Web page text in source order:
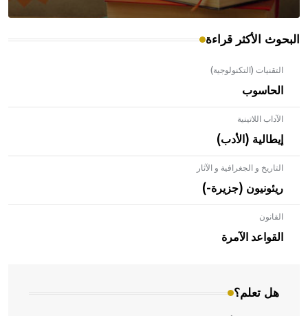
البحوث الأكثر قراءة
التقنيات (التكنولوجية)
الحاسوب
الآداب اللاتينية
إيطالية (الأدب)
التاريخ و الجغرافية و الآثار
ريئونيون (جزيرة-)
القانون
القواعد الآمرة
هل تعلم؟
- هل تعلم أن الأبلق نوع من الفنون الهندسية التي ارتبطت
بالعمارة الإسلامية في بلاد الشام ومصر خاصة، حيث يحرص
المعمار على بناء مداميكه وخاصة في الواجهات